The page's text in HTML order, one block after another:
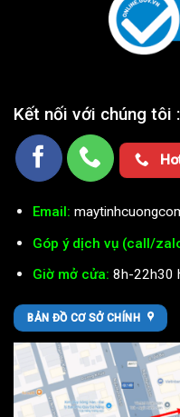
Kết nối với chúng tôi :
Email:
Góp ý dịch vụ (call/
Giờ mở cửa: 8h-22h30
BẢN ĐỒ CƠ SỞ CHÍNH